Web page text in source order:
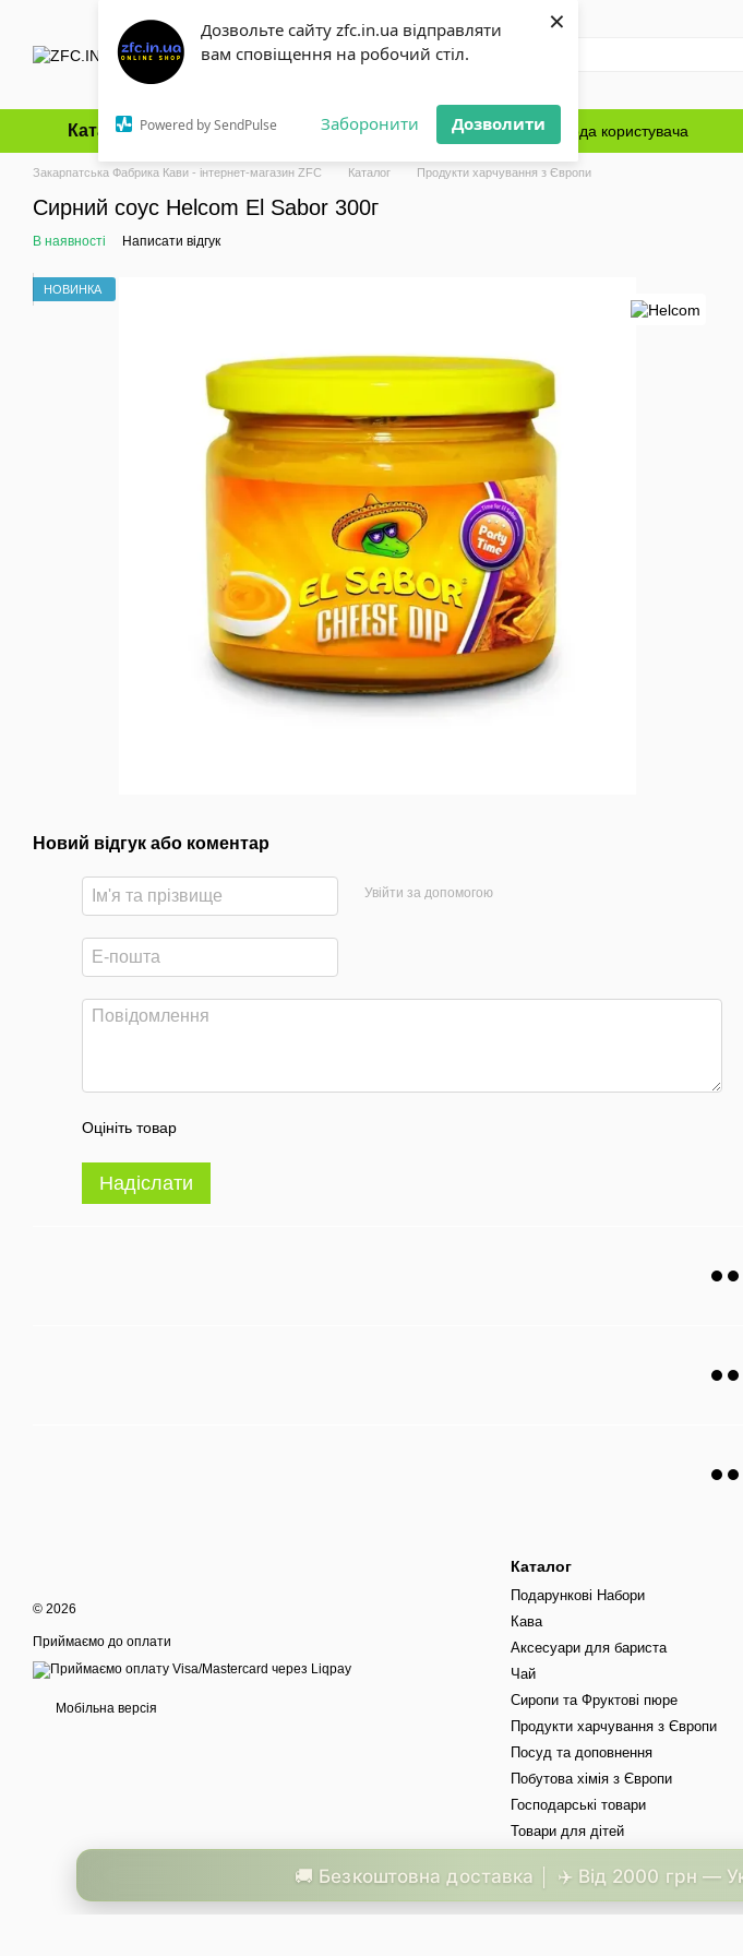
Дозвольте сайту zfc.in.ua відправляти
вам сповіщення на робочий стіл.
Powered by SendPulse Заборонити Дозволити
×
Перейти до основного контенту
Каталог Оплата і доставка Обмін та повернення Блог Угода користувача
Закарпатська Фабрика Кави - інтернет-магазин ZFC Каталог Продукти харчування з Європи
Сирний соус Helcom El Sabor 300г
В наявності Написати відгук
НОВИНКА
Новий відгук або коментар
Увійти за допомогою
Оцініть товар
Надіслати
© 2026
Приймаємо до оплати
Мобільна версія
Каталог
Подарункові Набори
Кава
Аксесуари для бариста
Чай
Сиропи та Фруктові пюре
Продукти харчування з Європи
Посуд та доповнення
Побутова хімія з Європи
Господарські товари
Товари для дітей